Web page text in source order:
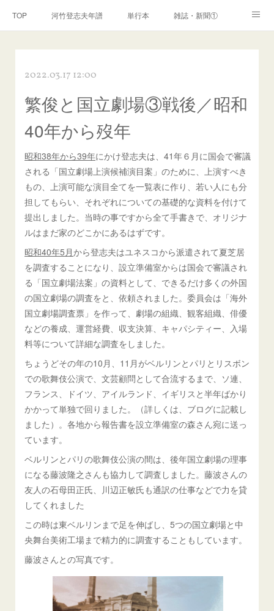
TOP 河竹登志夫年譜 単行本 雑誌・新聞①
河竹繁俊 年譜 河竹黙阿弥 年譜
2022.03.17 12:00
繁俊と国立劇場③戦後／昭和
40年から歿年
昭和38年から39年にかけ登志夫は、41年６月に国会で審議
される「国立劇場上演候補演目案」のために、上演すべき
もの、上演可能な演目全てを一覧表に作り、若い人にも分
担してもらい、それぞれについての基礎的な資料を付けて
提出しました。当時の事ですから全て手書きで、オリジナ
ルはまだ家のどこかにあるはずです。
昭和40年5月から登志夫はユネスコから派遣されて夏芝居
を調査することになり、設立準備室からは国会で審議され
る「国立劇場法案」の資料として、できるだけ多くの外国
の国立劇場の調査をと、依頼されました。委員会は「海外
国立劇場調査票」を作って、劇場の組織、観客組織、俳優
などの養成、運営経費、収支決算、キャパシティー、入場
料等について詳細な調査をしました。
ちょうどその年の10月、11月がベルリンとパリとリスボン
での歌舞伎公演で、文芸顧問として合流するまで、ソ連、
フランス、ドイツ、アイルランド、イギリスと半年ばかり
かかって単独で回りました。（詳しくは、ブログに記載し
ました）。各地から報告書を設立準備室の森さん宛に送っ
ています。
ベルリンとパリの歌舞伎公演の間は、後年国立劇場の理事
になる藤波隆之さんも協力して調査しました。藤波さんの
友人の石母田正氏、川辺正敏氏も通訳の仕事などで力を貸
してくれました
この時は東ベルリンまで足を伸ばし、5つの国立劇場と中
央舞台美術工場まで精力的に調査することもしています。
藤波さんとの写真です。